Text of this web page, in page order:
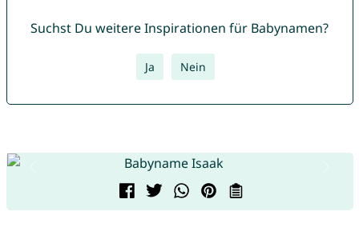
Suchst Du weitere Inspirationen für Babynamen?
Ja Nein